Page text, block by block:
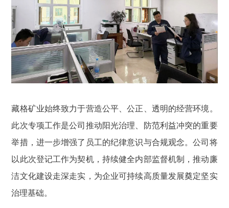
藏格矿业始终致力于营造公平、公正、透明的经营环境。
此次专项工作是公司推动阳光治理、防范利益冲突的重要
举措，进一步增强了员工的纪律意识与合规观念。公司将
以此次登记工作为契机，持续健全内部监督机制，推动廉
洁文化建设走深走实，为企业可持续高质量发展奠定坚实
治理基础。